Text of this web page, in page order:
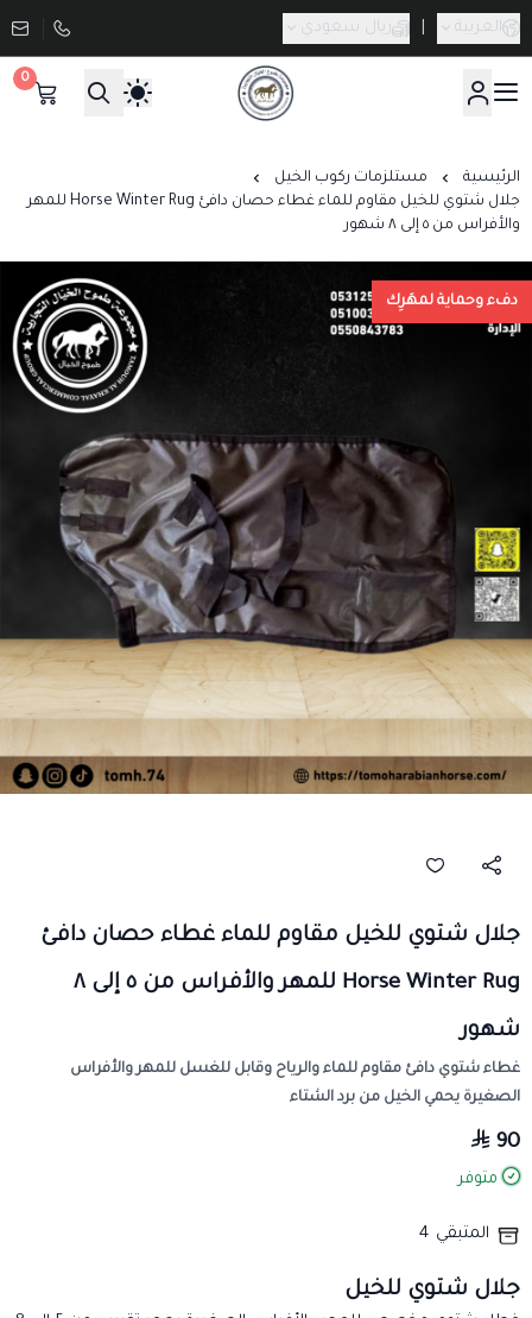
العربية ريال سعودي
صيدلية طموح الخيال البيطرية
0
الرئيسية
مستلزمات ركوب الخيل
جلال شتوي للخيل مقاوم للماء غطاء حصان دافئ Horse Winter Rug للمهر
والأفراس من ٥ إلى ٨ شهور
دفء وحماية لمهَرِك
جلال شتوي للخيل مقاوم للماء غطاء حصان دافئ
Horse Winter Rug للمهر والأفراس من ٥ إلى ٨
شهور
غطاء شتوي دافئ مقاوم للماء والرياح وقابل للغسل للمهر والأفراس
الصغيرة يحمي الخيل من برد الشتاء
90
متوفر
المتبقي 4
جلال شتوي للخيل